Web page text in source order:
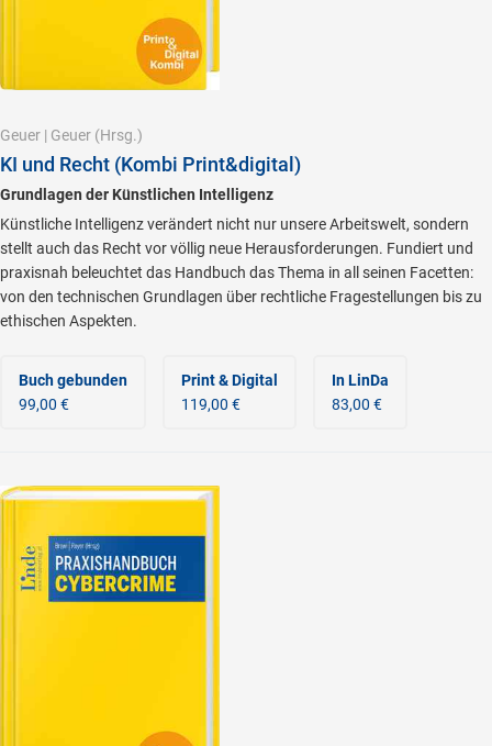
Geuer | Geuer (Hrsg.)
KI und Recht (Kombi Print&digital)
Grundlagen der Künstlichen Intelligenz
Künstliche Intelligenz verändert nicht nur unsere Arbeitswelt, sondern
stellt auch das Recht vor völlig neue Herausforderungen. Fundiert und
praxisnah beleuchtet das Handbuch das Thema in all seinen Facetten:
von den technischen Grundlagen über rechtliche Fragestellungen bis zu
ethischen Aspekten.
Buch gebunden
99,00 €
Print & Digital
119,00 €
In LinDa
83,00 €